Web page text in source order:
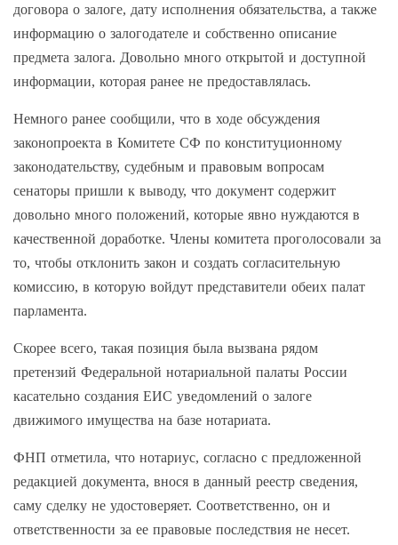
договора о залоге, дату исполнения обязательства, а также
информацию о залогодателе и собственно описание
предмета залога. Довольно много открытой и доступной
информации, которая ранее не предоставлялась.
Немного ранее сообщили, что в ходе обсуждения
законопроекта в Комитете СФ по конституционному
законодательству, судебным и правовым вопросам
сенаторы пришли к выводу, что документ содержит
довольно много положений, которые явно нуждаются в
качественной доработке. Члены комитета проголосовали за
то, чтобы отклонить закон и создать согласительную
комиссию, в которую войдут представители обеих палат
парламента.
Скорее всего, такая позиция была вызвана рядом
претензий Федеральной нотариальной палаты России
касательно создания ЕИС уведомлений о залоге
движимого имущества на базе нотариата.
ФНП отметила, что нотариус, согласно с предложенной
редакцией документа, внося в данный реестр сведения,
саму сделку не удостоверяет. Соответственно, он и
ответственности за ее правовые последствия не несет.